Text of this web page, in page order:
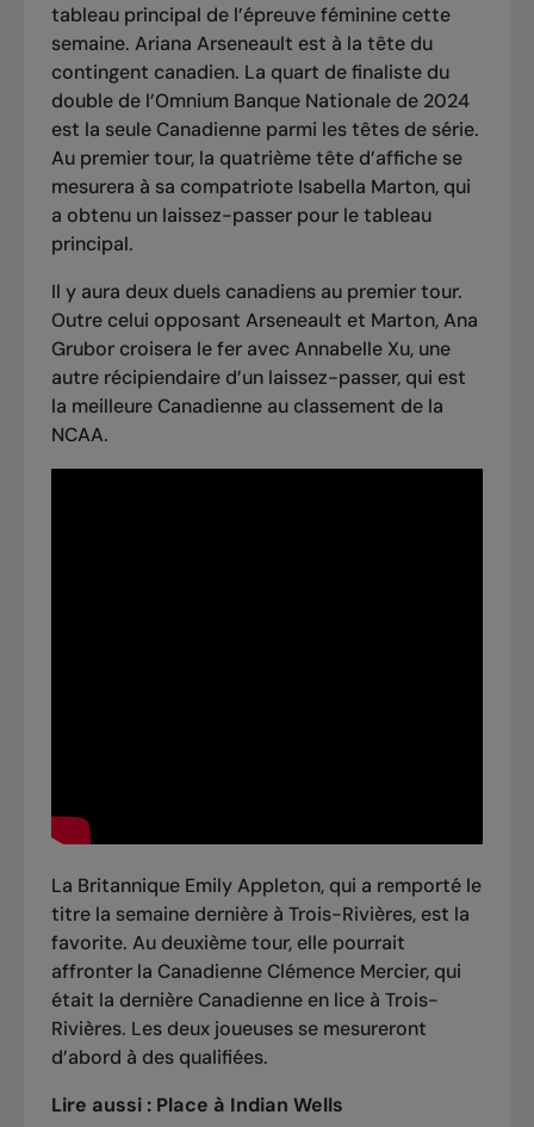
tableau principal de l’épreuve féminine cette
semaine. Ariana Arseneault est à la tête du
contingent canadien. La quart de finaliste du
double de l’Omnium Banque Nationale de 2024
est la seule Canadienne parmi les têtes de série.
Au premier tour, la quatrième tête d’affiche se
mesurera à sa compatriote Isabella Marton, qui
a obtenu un laissez-passer pour le tableau
principal.
Il y aura deux duels canadiens au premier tour.
Outre celui opposant Arseneault et Marton, Ana
Grubor croisera le fer avec Annabelle Xu, une
autre récipiendaire d’un laissez-passer, qui est
la meilleure Canadienne au classement de la
NCAA.
La Britannique Emily Appleton, qui a remporté le
titre la semaine dernière à Trois-Rivières, est la
favorite. Au deuxième tour, elle pourrait
affronter la Canadienne Clémence Mercier, qui
était la dernière Canadienne en lice à Trois-
Rivières. Les deux joueuses se mesureront
d’abord à des qualifiées.
Lire aussi : Place à Indian Wells